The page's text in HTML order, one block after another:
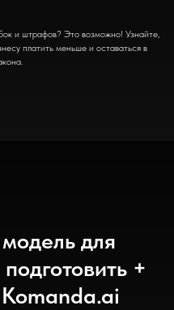
и штрафов? Это возможно! Узнайте,
платить меньше и оставаться в
для
+